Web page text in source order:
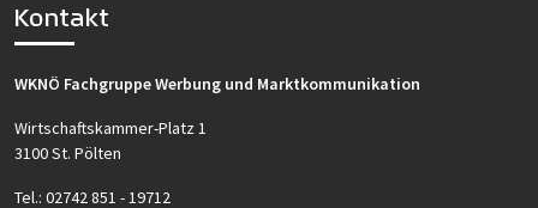
Kontakt
WKNÖ Fachgruppe Werbung und Marktkommunikation
Wirtschaftskammer-Platz 1
3100 St. Pölten
Tel.: 02742 851 - 19712